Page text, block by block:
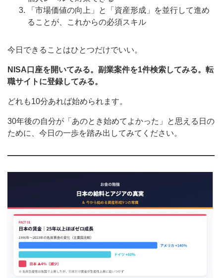
「市場価値の向上」と「資産形成」を並行して進め
ることが、これからの必須スキル
今日できることはひとつだけでいい。
NISA口座を開いてみる。副業案件を1件検索してみる。転
職サイトに登録してみる。
どれも10分あれば始められます。
30年後の自分が「あのとき始めてよかった」と思える日の
ために、今日の一歩を踏み出してみてください。